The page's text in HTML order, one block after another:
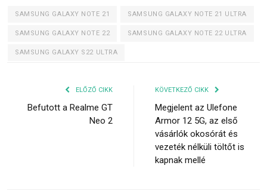
SAMSUNG GALAXY NOTE 21 SAMSUNG GALAXY NOTE 21 ULTRA
SAMSUNG GALAXY NOTE 22 SAMSUNG GALAXY NOTE 22 ULTRA
SAMSUNG GALAXY S22 ULTRA
ELŐZŐ CIKK
Befutott a Realme GT
Neo 2
KÖVETKEZŐ CIKK
Megjelent az Ulefone
Armor 12 5G, az első
vásárlók okosórát és
vezeték nélküli töltőt is
kapnak mellé